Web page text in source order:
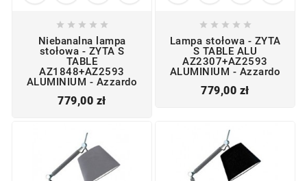
    
Niebanalna lampa
stołowa - ZYTA S
TABLE
AZ1848+AZ2593
ALUMINIUM - Azzardo
779,00 złCena
    
Lampa stołowa - ZYTA
S TABLE ALU
AZ2307+AZ2593
ALUMINIUM - Azzardo
779,00 złCena